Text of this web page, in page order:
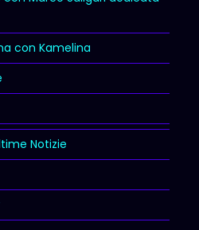
con Kamelina
Notizie